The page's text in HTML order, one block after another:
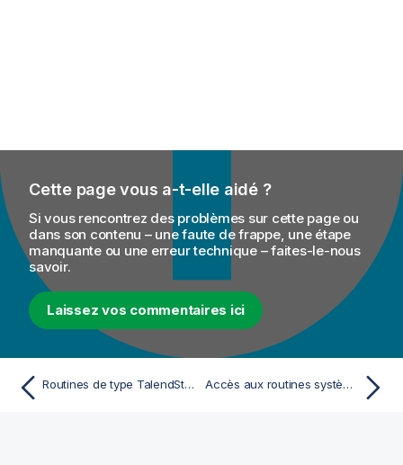
Cette page vous a-t-elle aidé ?
Si vous rencontrez des problèmes sur cette page ou
dans son contenu – une faute de frappe, une étape
manquante ou une erreur technique – faites-le-nous
savoir.
Laissez vos commentaires ici
Routines de type TalendStringUtil Accès aux routines système de qualité de données